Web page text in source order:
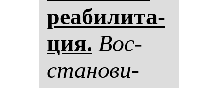
ре­аби­ли­та­
ция. Вос­
ста­но­ви­